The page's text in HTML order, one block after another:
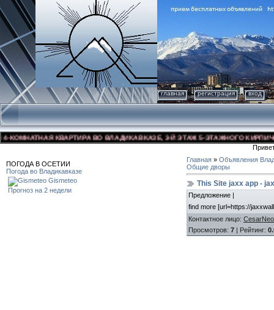
главная регистрация вход
КВАРТИРА ВО ВЛАДИКАВКАЗЕ, 3-Й ЭТАЖ 5-ЭТАЖНОГО
ПОГОДА В ОСЕТИИ
Погода во Владикавказе
Gismeteo
Прогноз на 2 недели
Главная » Объявления
Общие дворы
This Site jaxx app -
Предложение |
find more [url=https://
Контактное лицо:
Просмотров: 7 | Рейтинг: